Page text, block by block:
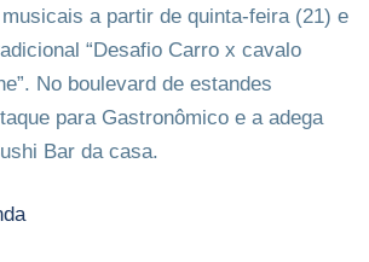
a partir de quinta-feira (21) e
“Desafio Carro x cavalo
No boulevard de estandes
para Gastronômico e a adega
Bar da casa.